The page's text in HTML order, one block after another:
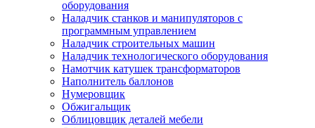
оборудования
Наладчик станков и манипуляторов с
программным управлением
Наладчик строительных машин
Наладчик технологического оборудования
Намотчик катушек трансформаторов
Наполнитель баллонов
Нумеровщик
Обжигальщик
Облицовщик деталей мебели